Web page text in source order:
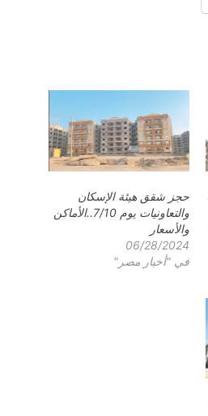
حجز شقق هيئة الإسكان
والتعاونيات يوم 7/10..الأماكن
والأسعار
06/28/2024
في "أخبار مصر"